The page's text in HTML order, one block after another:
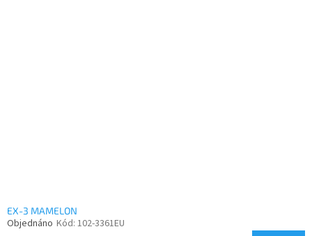
EX-3 MAMELON
Objednáno Kód: 102-3361EU